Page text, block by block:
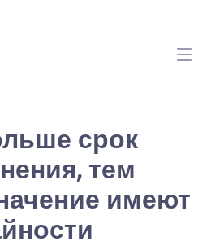
срок
тем
имеют